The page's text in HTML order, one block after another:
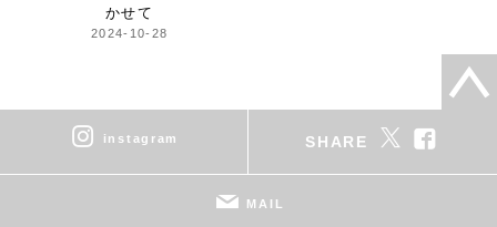
かせて
2024-10-28
instagram SHARE
MAIL